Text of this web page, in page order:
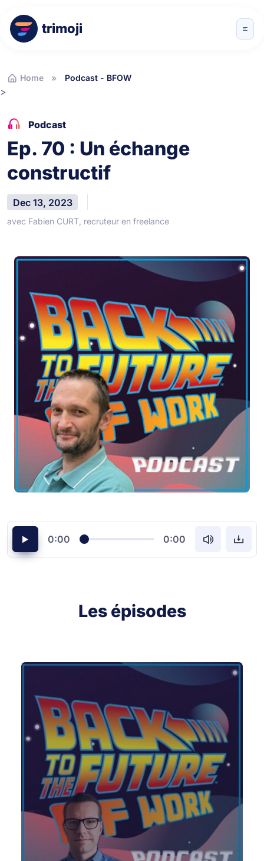
trimoji
Home Podcast - BFOW
>
Podcast
Ep. 70 : Un échange
constructif
Dec 13, 2023
avec Fabien CURT, recruteur en freelance
0:00 0:00
Les épisodes